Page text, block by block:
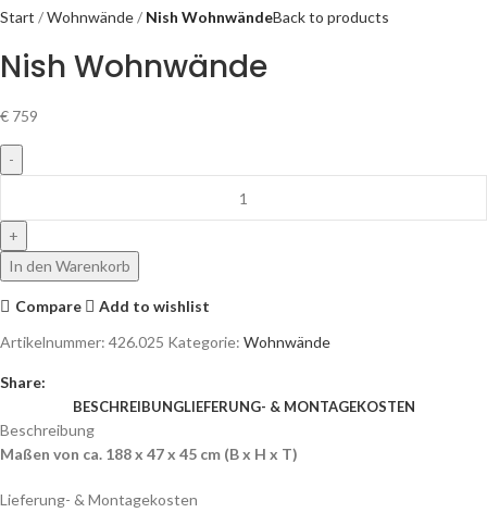
Start Wohnwände Nish WohnwändeBack to products
Nish Wohnwände
€ 759
In den Warenkorb
Compare
Add to wishlist
Artikelnummer: 426.025 Kategorie: Wohnwände
Share:
BESCHREIBUNGLIEFERUNG- & MONTAGEKOSTEN
Beschreibung
Maßen von ca. 188 x 47 x 45 cm (B x H x T)
Lieferung- & Montagekosten